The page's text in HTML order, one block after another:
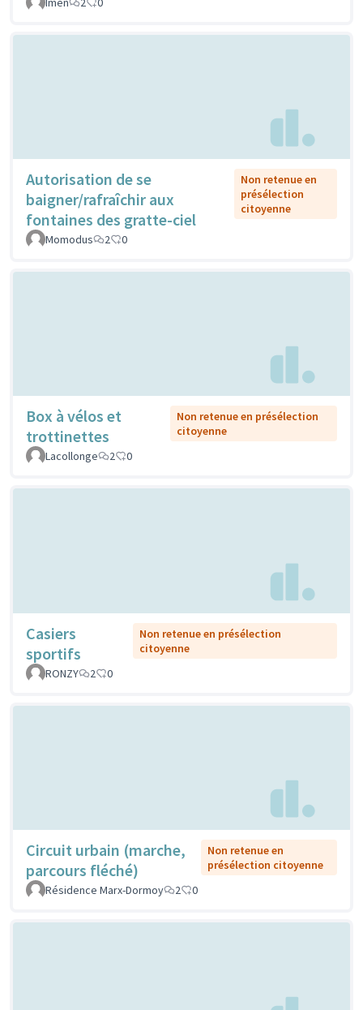
Autorisation de se
baigner/rafraîchir aux
fontaines des gratte-ciel
Non retenue en
présélection
citoyenne
Momodus 2 0
Box à vélos et
trottinettes
Non retenue en présélection
citoyenne
Lacollonge
2 0
Casiers
sportifs
Non retenue en présélection
citoyenne
RONZY
2 0
Circuit urbain (marche,
parcours fléché)
Non retenue en
présélection citoyenne
Résidence Marx-Dormoy
2 0